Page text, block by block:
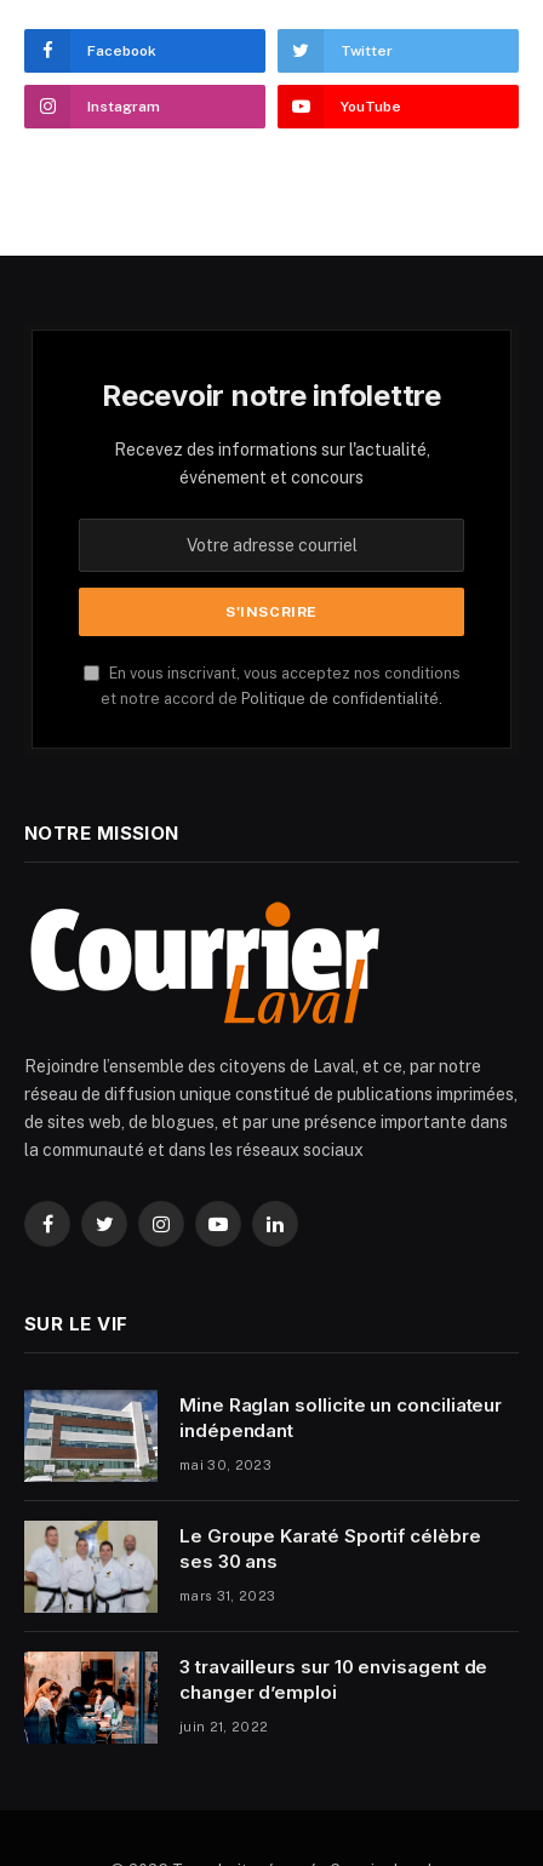
Facebook Twitter
Instagram YouTube
Recevoir notre infolettre
Recevez des informations sur l'actualité,
événement et concours
En vous inscrivant, vous acceptez nos conditions
et notre accord de Politique de confidentialité.
NOTRE MISSION
Rejoindre l’ensemble des citoyens de Laval, et ce, par notre
réseau de diffusion unique constitué de publications imprimées,
de sites web, de blogues, et par une présence importante dans
la communauté et dans les réseaux sociaux
FacebookTwitterInstagramYouTubeLinkedIn
SUR LE VIF
Mine Raglan sollicite un conciliateur
indépendant
mai 30, 2023
Le Groupe Karaté Sportif célèbre
ses 30 ans
mars 31, 2023
3 travailleurs sur 10 envisagent de
changer d’emploi
juin 21, 2022